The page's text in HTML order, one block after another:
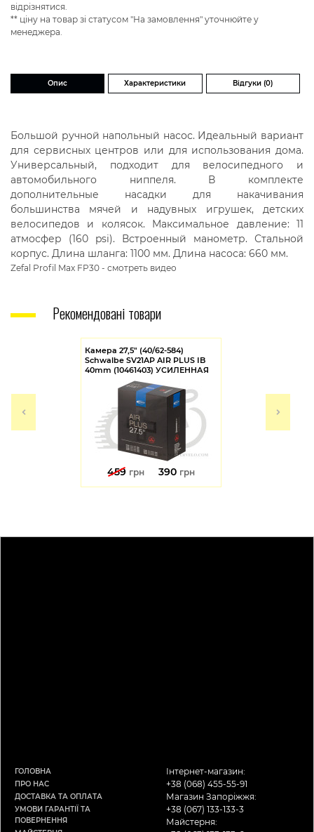
відрізнятися.
** ціну на товар зі статусом "На замовлення" уточнюйте у
менеджера.
Опис Характеристики Відгуки (0)
Большой ручной напольный насос. Идеальный вариант
для сервисных центров или для использования дома.
Универсальный, подходит для велосипедного и
автомобильного ниппеля. В комплекте
дополнительные насадки для накачивания
большинства мячей и надувных игрушек, детских
велосипедов и колясок. Максимальное давление: 11
атмосфер (160 psi). Встроенный манометр. Стальной
корпус. Длина шланга: 1100 мм. Длина насоса: 660 мм.
Zefal Profil Max FP30 - смотреть видео
Рекомендовані товари
Камера 27,5" (40/62-584)
Schwalbe SV21AP AIR PLUS IB
40mm (10461403) УСИЛЕННАЯ
459 грн 390 грн
ГОЛОВНА
ПРО НАС
ДОСТАВКА ТА ОПЛАТА
УМОВИ ГАРАНТІЇ ТА
ПОВЕРНЕННЯ
Інтернет-магазин:
+38 (068) 455-55-91
Магазин Запоріжжя:
+38 (067) 133-133-3
Майстерня: